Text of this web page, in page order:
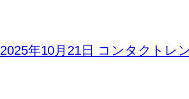
2025年10月21日 コンタクトレ